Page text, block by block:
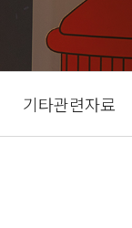
기타관련자료